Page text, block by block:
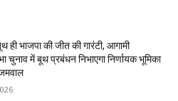
ही भाजपा की जीत की गारंटी, आगामी
चुनाव में बूथ प्रबंधन निभाएगा निर्णायक भूमिका